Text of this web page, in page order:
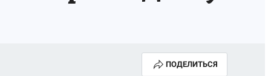
ПОДЕЛИТЬСЯ